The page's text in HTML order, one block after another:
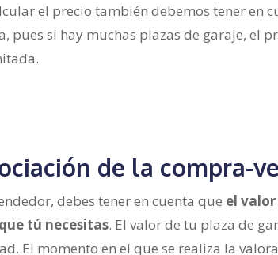
el precio también debemos tener en
pues si hay muchas plazas de garaje, el
de la compra-
debes tener en cuenta que el
tú necesitas. El valor de tu plaza de
El momento en el que se realiza la